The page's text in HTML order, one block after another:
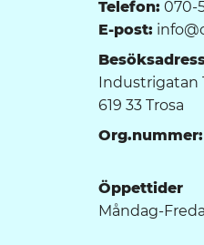
Telefon: 070-
E-post:
Industrigatan
619 33 Trosa
Org.nummer:
Öppettider
Måndag-